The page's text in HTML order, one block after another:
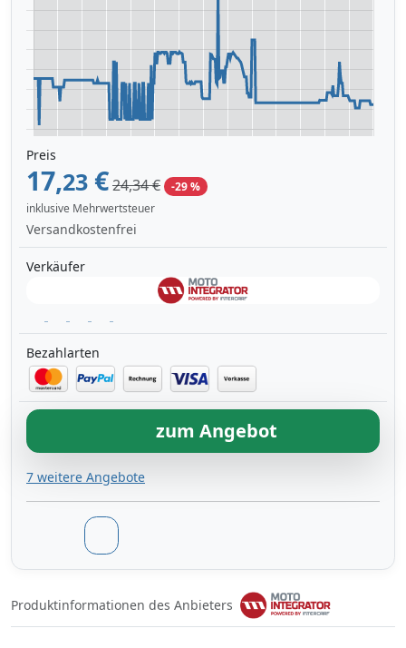
Preis
17,23 €24,34 €
-29 %
inklusive Mehrwertsteuer
Versandkostenfrei
Verkäufer
Bezahlarten
zum Angebot
7 weitere Angebote
Produktinformationen des Anbieters